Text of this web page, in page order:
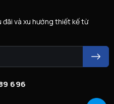
và xu hướng thiết kế từ
696